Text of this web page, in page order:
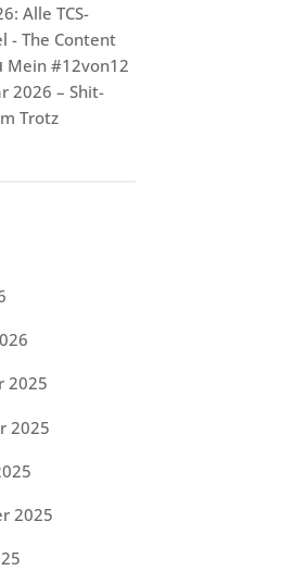
Alle TCS-
- The Content
Mein #12von12
2026 – Shit-
Trotz
2025
2025
2025